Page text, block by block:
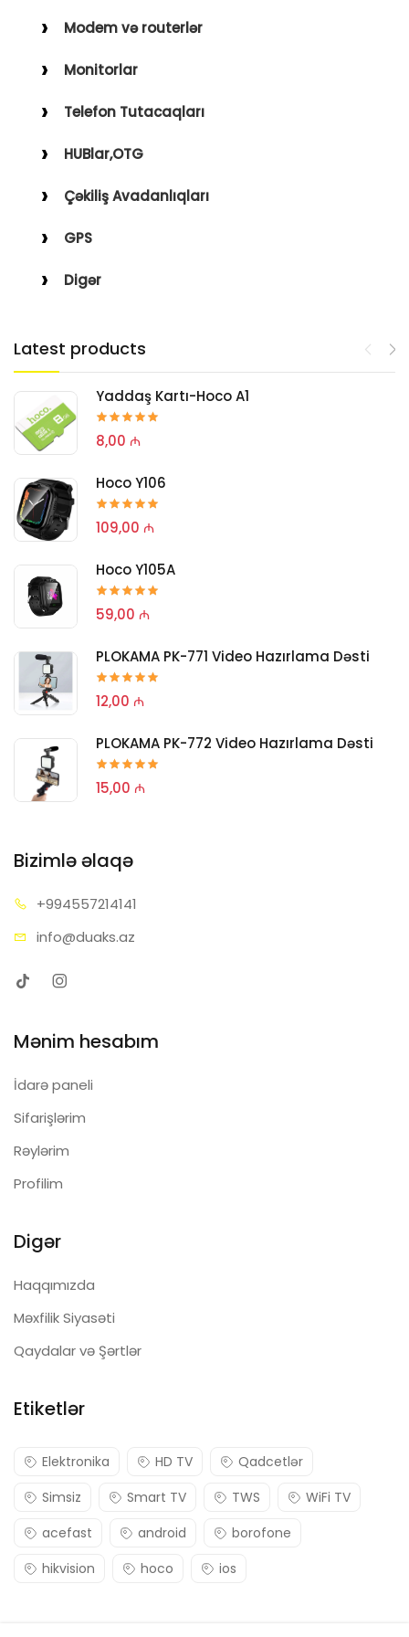
Modem və routerlər
Monitorlar
Telefon Tutacaqları
HUBlar,OTG
Çəkiliş Avadanlıqları
GPS
Digər
Latest products
Yaddaş Kartı-Hoco A1
8,00 ₼
Hoco Y106
109,00 ₼
Hoco Y105A
59,00 ₼
PLOKAMA PK-771 Video Hazırlama Dəsti
12,00 ₼
PLOKAMA PK-772 Video Hazırlama Dəsti
15,00 ₼
Bizimlə əlaqə
+994557214141
info@duaks.az
Mənim hesabım
İdarə paneli
Sifarişlərim
Rəylərim
Profilim
Digər
Haqqımızda
Məxfilik Siyasəti
Qaydalar və Şərtlər
Etiketlər
Elektronika HD TV
Qadcetlər
Simsiz
Smart TV TWS
WiFi TV
acefast
android
borofone
hikvision
hoco ios